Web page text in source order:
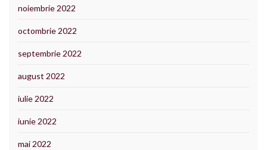
noiembrie 2022
octombrie 2022
septembrie 2022
august 2022
iulie 2022
iunie 2022
mai 2022